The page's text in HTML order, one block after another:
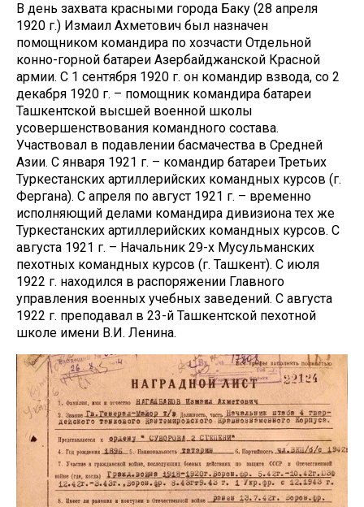
В день захвата красными города Баку (28 апреля
1920 г.) Измаил Ахметович был назначен
помощником командира по хозчасти Отдельной
конно-горной батареи Азербайджанской Красной
армии. С 1 сентября 1920 г. он командир взвода, со 2
декабря 1920 г. – помощник командира батареи
Ташкентской высшей военной школы
усовершенствования командного состава.
Участвовал в подавлении басмачества в Средней
Азии. С января 1921 г. – командир батареи Третьих
Туркестанских артиллерийских командных курсов (г.
Фергана). С апреля по август 1921 г. – временно
исполняющий делами командира дивизиона тех же
Туркестанских артиллерийских командных курсов. С
августа 1921 г. – Начальник 29-х Мусульманских
пехотных командных курсов (г. Ташкент). С июля
1922 г. находился в распоряжении Главного
управления военных учебных заведений. С августа
1922 г. преподавал в 23-й Ташкентской пехотной
школе имени В.И. Ленина.